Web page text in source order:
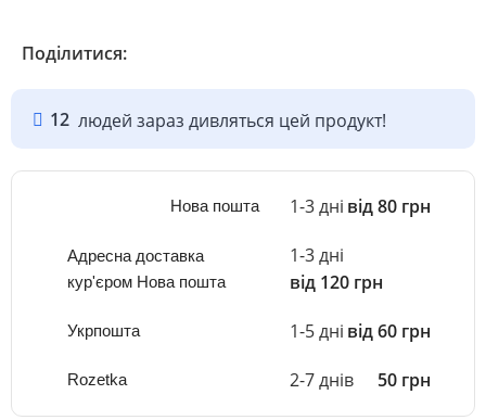
Поділитися:
12 людей зараз дивляться цей продукт!
Нова пошта 1-3 дні від 80 грн
Адресна доставка
кур'єром Нова пошта
1-3 дні
від 120 грн
Укрпошта 1-5 дні від 60 грн
Rozetka 2-7 днів 50 грн